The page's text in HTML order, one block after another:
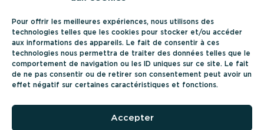
Pour offrir les meilleures expériences, nous utilisons des
technologies telles que les cookies pour stocker et/ou accéder
aux informations des appareils. Le fait de consentir à ces
technologies nous permettra de traiter des données telles que le
comportement de navigation ou les ID uniques sur ce site. Le fait
de ne pas consentir ou de retirer son consentement peut avoir un
effet négatif sur certaines caractéristiques et fonctions.
Accepter
Suivez-nous
ESPACES VERTS PRO